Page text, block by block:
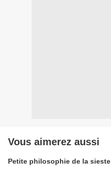
Vous aimerez aussi
Petite philosophie de la sieste